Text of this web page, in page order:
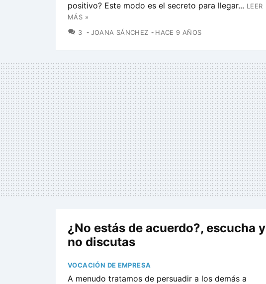
positivo? Este modo es el secreto para llegar... LEER
MÁS »
3 COMENTARIOS
JOANA SÁNCHEZ HACE 9 AÑOS
¿No estás de acuerdo?, escucha y
no discutas
VOCACIÓN DE EMPRESA
A menudo tratamos de persuadir a los demás a